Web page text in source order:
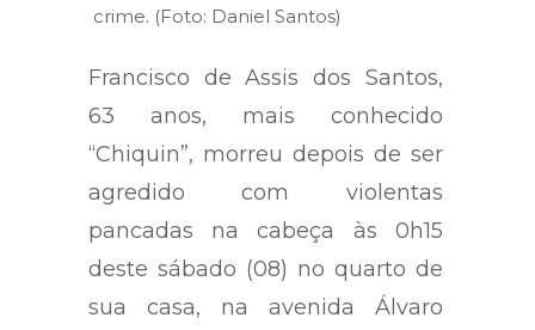
crime. (Foto: Daniel Santos)
Francisco de Assis dos Santos,
63 anos, mais conhecido
“Chiquin”, morreu depois de ser
agredido com violentas
pancadas na cabeça às 0h15
deste sábado (08) no quarto de
sua casa, na avenida Álvaro